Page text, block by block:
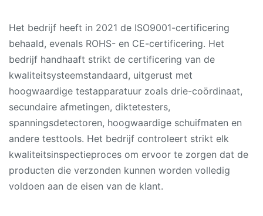
Het bedrijf heeft in 2021 de ISO9001-certificering
behaald, evenals ROHS- en CE-certificering. Het
bedrijf handhaaft strikt de certificering van de
kwaliteitsysteemstandaard, uitgerust met
hoogwaardige testapparatuur zoals drie-coördinaat,
secundaire afmetingen, diktetesters,
spanningsdetectoren, hoogwaardige schuifmaten en
andere testtools. Het bedrijf controleert strikt elk
kwaliteitsinspectieproces om ervoor te zorgen dat de
producten die verzonden kunnen worden volledig
voldoen aan de eisen van de klant.